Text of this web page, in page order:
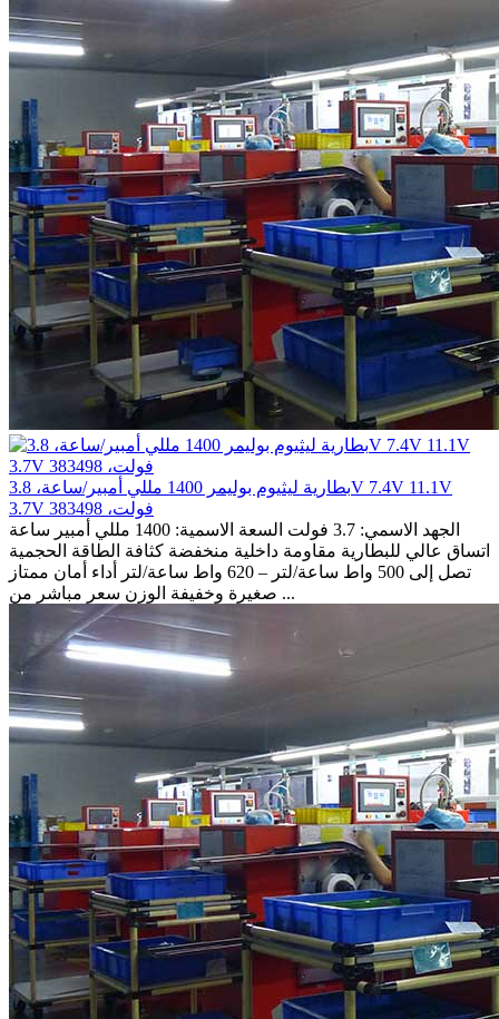
بطارية ليثيوم بوليمر 1400 مللي أمبير/ساعة، 3.8V 7.4V 11.1V
3.7V فولت، 383498
الجهد الاسمي: 3.7 فولت السعة الاسمية: 1400 مللي أمبير ساعة
اتساق عالي للبطارية مقاومة داخلية منخفضة كثافة الطاقة الحجمية
تصل إلى 500 واط ساعة/لتر – 620 واط ساعة/لتر أداء أمان ممتاز
صغيرة وخفيفة الوزن سعر مباشر من ...